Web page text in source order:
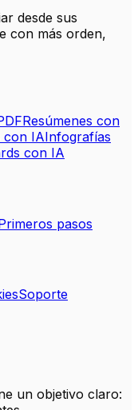
desde sus
con más orden,
Resúmenes con
con IAInfografías
con IA
pasos
Soporte
un objetivo claro: